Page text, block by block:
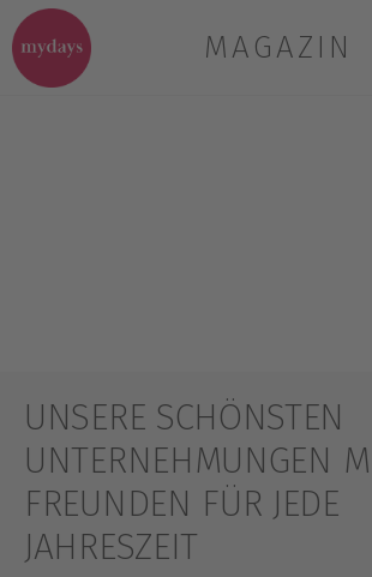
MAGAZIN
UNSERE SCHÖNSTEN
UNTERNEHMUNGEN
FREUNDEN FÜR JEDE
JAHRESZEIT